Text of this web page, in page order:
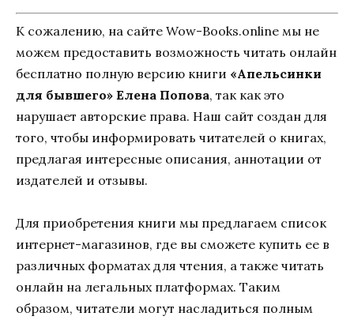
К сожалению, на сайте Wow-Books.online мы не
можем предоставить возможность читать онлайн
бесплатно полную версию книги «Апельсинки
для бывшего» Елена Попова, так как это
нарушает авторские права. Наш сайт создан для
того, чтобы информировать читателей о книгах,
предлагая интересные описания, аннотации от
издателей и отзывы.
Для приобретения книги мы предлагаем список
интернет-магазинов, где вы сможете купить ее в
различных форматах для чтения, а также читать
онлайн на легальных платформах. Таким
образом, читатели могут насладиться полным